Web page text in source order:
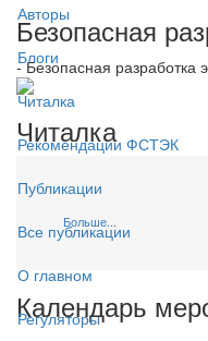
Авторы
Блоги
Читалка
Рекомендации ФСТЭК
Публикации
Все публикации
О главном
Регуляторы
Безопасная
- Безопасная
Читалка
Больше...
Календарь